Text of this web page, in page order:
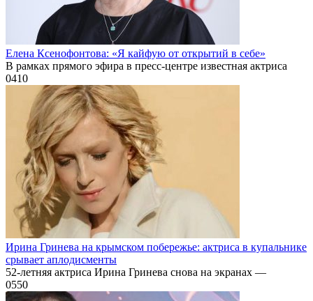
Елена Ксенофонтова: «Я кайфую от открытий в себе»
В рамках прямого эфира в пресс-центре известная актриса
0410
Ирина Гринева на крымском побережье: актриса в купальнике
срывает аплодисменты
52-летняя актриса Ирина Гринева снова на экранах —
0550